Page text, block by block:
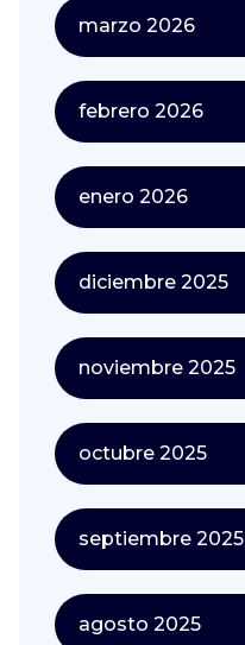
marzo 2026
febrero 2026
enero 2026
diciembre 2025
noviembre 2025
octubre 2025
septiembre 2025
agosto 2025